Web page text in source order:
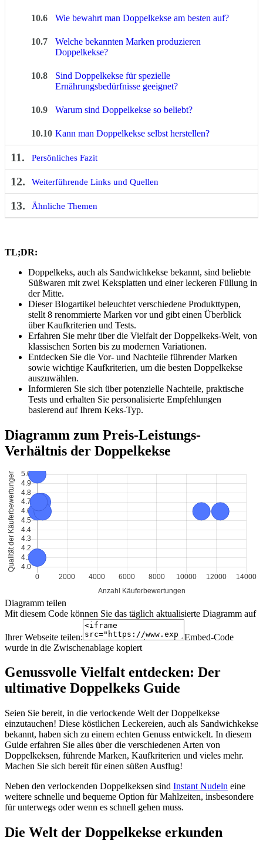
10.6 Wie bewahrt man Doppelkekse am besten auf?
10.7
Welche bekannten Marken produzieren
Doppelkekse?
10.8
Sind Doppelkekse für spezielle
Ernährungsbedürfnisse geeignet?
10.9 Warum sind Doppelkekse so beliebt?
10.10 Kann man Doppelkekse selbst herstellen?
11. Persönliches Fazit
12. Weiterführende Links und Quellen
13. Ähnliche Themen
TL;DR:
Doppelkeks, auch als Sandwichkekse bekannt, sind beliebte
Süßwaren mit zwei Keksplatten und einer leckeren Füllung in
der Mitte.
Dieser Blogartikel beleuchtet verschiedene Produkttypen,
stellt 8 renommierte Marken vor und gibt einen Überblick
über Kaufkriterien und Tests.
Erfahren Sie mehr über die Vielfalt der Doppelkeks-Welt, von
klassischen Sorten bis zu modernen Variationen.
Entdecken Sie die Vor- und Nachteile führender Marken
sowie wichtige Kaufkriterien, um die besten Doppelkekse
auszuwählen.
Informieren Sie sich über potenzielle Nachteile, praktische
Tests und erhalten Sie personalisierte Empfehlungen
basierend auf Ihrem Keks-Typ.
Diagramm zum Preis-Leistungs-
Verhältnis der Doppelkekse
Diagramm teilen
Mit diesem Code können Sie das täglich aktualisierte Diagramm auf
Ihrer Webseite teilen:
Embed-Code
wurde in die Zwischenablage kopiert
Genussvolle Vielfalt entdecken: Der
ultimative Doppelkeks Guide
Seien Sie bereit, in die verlockende Welt der Doppelkekse
einzutauchen! Diese köstlichen Leckereien, auch als Sandwichkekse
bekannt, haben sich zu einem echten Genuss entwickelt. In diesem
Guide erfahren Sie alles über die verschiedenen Arten von
Doppelkeksen, führende Marken, Kaufkriterien und vieles mehr.
Machen Sie sich bereit für einen süßen Ausflug!
Neben den verlockenden Doppelkeksen sind Instant Nudeln eine
weitere schnelle und bequeme Option für Mahlzeiten, insbesondere
für unterwegs oder wenn es schnell gehen muss.
Die Welt der Doppelkekse erkunden